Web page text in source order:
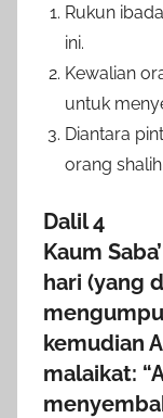
Rukun
ini.
Kewalian
untuk
Diantara
orang
Dalil 4
Kaum
hari (yang
kemudian
malaikat: